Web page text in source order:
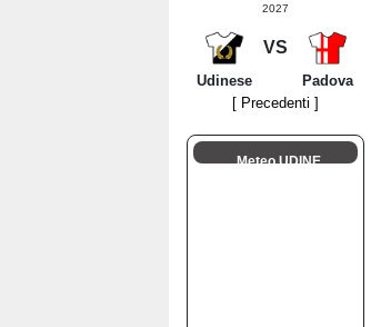
2027
VS
Udinese
Padova
[ Precedenti ]
Meteo UDINE